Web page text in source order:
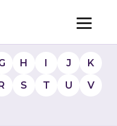
H I J
K
S T U
V